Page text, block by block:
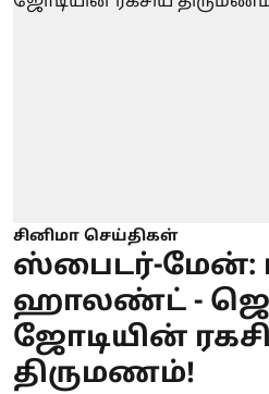
சினிமா செய்திகள்
ஸ்பைடர்-மேன்:
ஹாலண்ட் -
ஜோடியின்
திருமணம்!